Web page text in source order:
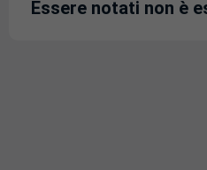
Essere notati non è